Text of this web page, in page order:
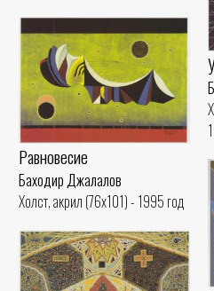
Равновесие
Баходир Джалалов
Холст, акрил (76x101) - 1995 год